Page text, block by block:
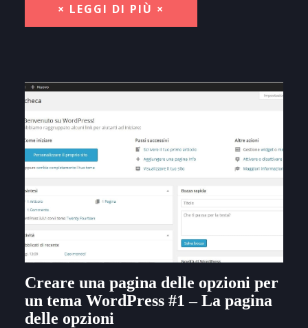
× LEGGI DI PIÙ ×
Creare una pagina delle opzioni per
un tema WordPress #1 – La pagina
delle opzioni